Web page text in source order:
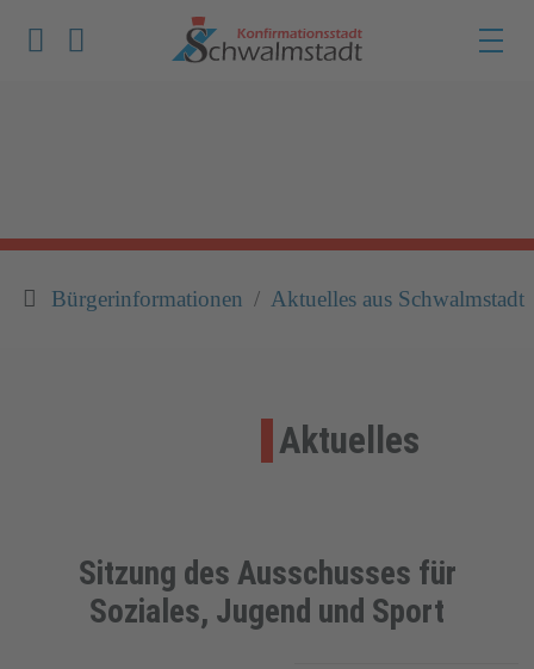
Werkzeuge zur Barrierefreiheit öffnen
Suche
Bürgerinformationen Aktuelles aus Schwalmstadt
Aktuelles
Sitzung des Ausschusses für
Soziales, Jugend und Sport